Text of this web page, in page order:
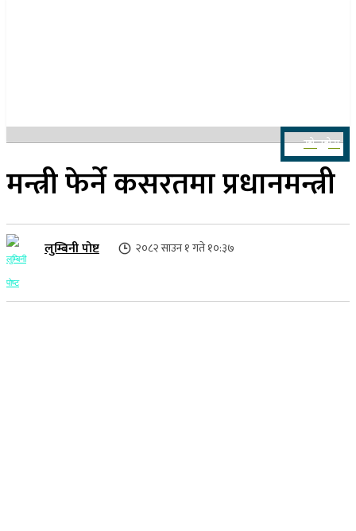
खोज्नुहोस
मन्त्री फेर्ने कसरतमा प्रधानमन्त्री
लुम्बिनी पोष्ट २०८२ साउन १ गते १०:३७